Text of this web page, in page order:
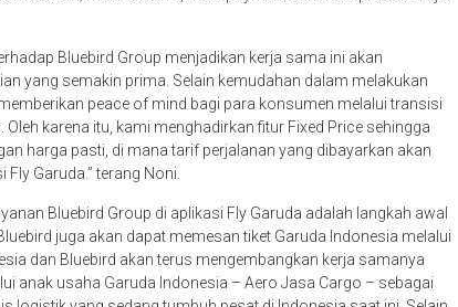
Bluebird Group menjadikan kerja sama ini akan
yang semakin prima. Selain kemudahan dalam melakukan
peace of mind bagi para konsumen melalui transisi
karena itu, kami menghadirkan fitur Fixed Price sehingga
harga pasti, di mana tarif perjalanan yang dibayarkan akan
Garuda.” terang Noni.
Bluebird Group di aplikasi Fly Garuda adalah langkah awal
juga akan dapat memesan tiket Garuda Indonesia melalui
dan Bluebird akan terus mengembangkan kerja samanya
anak usaha Garuda Indonesia – Aero Jasa Cargo – sebagai